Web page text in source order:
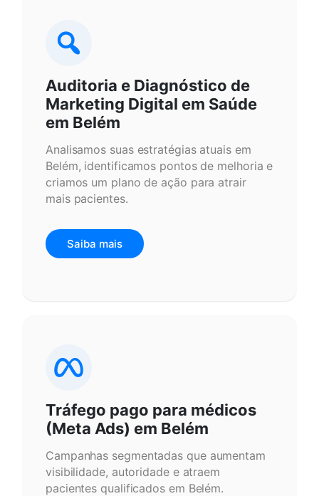
Auditoria e Diagnóstico de
Marketing Digital em Saúde
em Belém
Analisamos suas estratégias atuais em
Belém, identificamos pontos de melhoria e
criamos um plano de ação para atrair
mais pacientes.
Saiba mais
Tráfego pago para médicos
(Meta Ads) em Belém
Campanhas segmentadas que aumentam
visibilidade, autoridade e atraem
pacientes qualificados em Belém.